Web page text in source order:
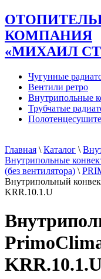
КОМПАНИЯ
«МИХАИЛ
Чугунные
Вентили ретро
Внутрипольные
Трубчатые
Главная \ Каталог \
Внутрипольные
(без вентилятора) \
Внутрипольный
KRR.10.1.U